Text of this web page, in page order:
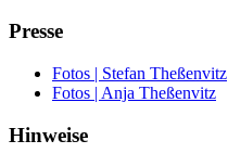
Presse
Fotos | Stefan Theßenvitz
Fotos | Anja Theßenvitz
Hinweise